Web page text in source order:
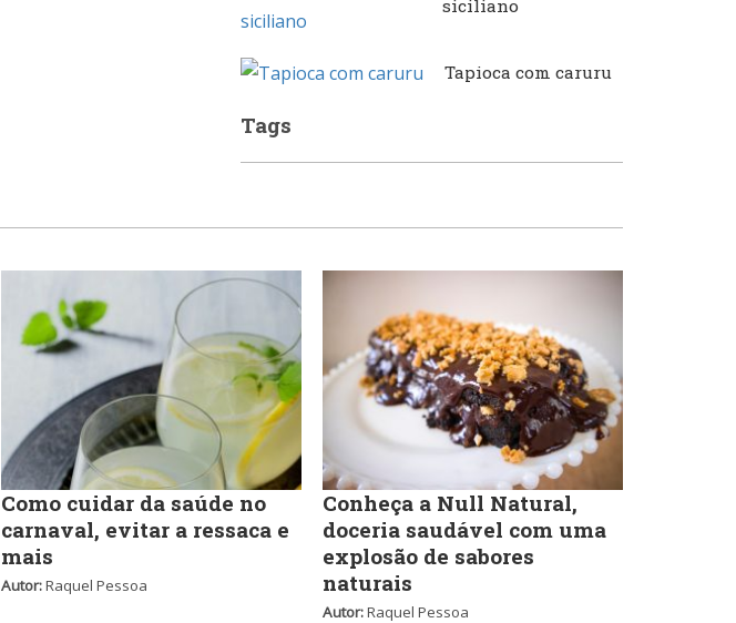
Massas
Padarias e Confeitarias
Peixes e Frutos do Mar
Massas
Pizzarias
Portuguesa
Sobremesas e sorvetes
Variados
siciliano
Tapioca com caruru
Tags
Como cuidar da saúde no
carnaval, evitar a ressaca e
mais
Autor:Raquel Pessoa
Conheça a Null Natural,
doceria saudável com uma
explosão de sabores
naturais
Autor:Raquel Pessoa